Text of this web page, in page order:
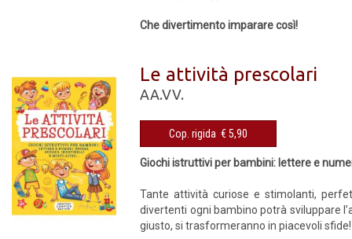
Che divertimento imparare così!
Le attività prescolari
AA.VV.
Cop. rigida € 5,90
Giochi istruttivi per bambini: lettere e
Tante attività curiose e stimolanti,
divertenti ogni bambino potrà sviluppare
giusto, si trasformeranno in piacevoli sfide!